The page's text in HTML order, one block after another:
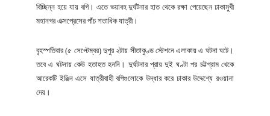
বিচ্ছিন্ন হয়ে যায় বগি। এতে ভয়াবহ দুর্ঘটনার হাত থেকে রক্ষা পেয়েছেন ঢাকামুখী
মহানগর এক্সপ্রেসের পাঁচ শতাধিক যাত্রী।
বৃহস্পতিবার (৫ সেপ্টেম্বর) দুপুর ২টায় সীতাকুণ্ড স্টেশনে এলাকায় এ ঘটনা ঘটে।
তবে এ ঘটনায় কেউ হতাহত হননি। দুর্ঘটনার প্রায় দুই ঘণ্টা পর চট্টগ্রাম থেকে
আরেকটি ইঞ্জিন এসে যাত্রীবাহী বগিগুলোকে উদ্ধার করে ঢাকার উদ্দেশ্যে রওয়ানা
দেয়।